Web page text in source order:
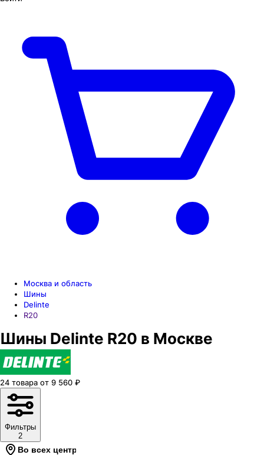
Москва и область
Шины
Delinte
R20
Шины Delinte R20 в Москве
24 товара от 9 560 ₽
Фильтры
2
Во всех центрах